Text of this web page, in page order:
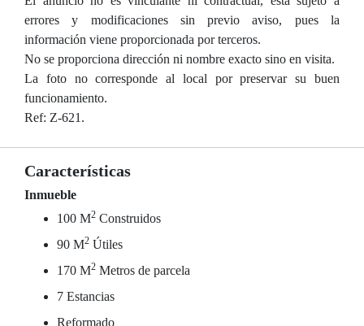
errores y modificaciones sin previo aviso, pues la
información viene proporcionada por terceros.
No se proporciona dirección ni nombre exacto sino en visita.
La foto no corresponde al local por preservar su buen
funcionamiento.
Ref: Z-621.
Características
Inmueble
100 M2 Construidos
90 M2 Útiles
170 M2 Metros de parcela
7 Estancias
Reformado